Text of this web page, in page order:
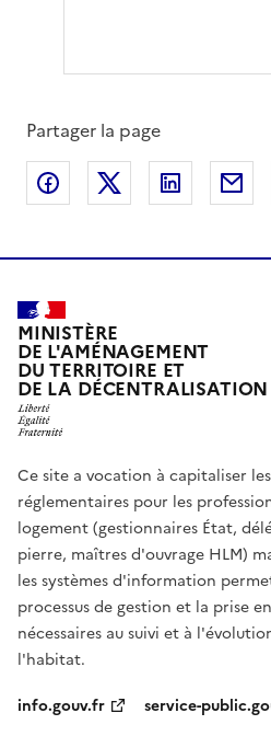
Partager la page
Partager sur Facebook
Partager sur X
MINISTÈRE
DE L'AMÉNAGEMENT
DU TERRITOIRE ET
DE LA DÉCENTRALISATION
Ce site a vocation à capitaliser
réglementaires pour les
logement (gestionnaires État,
pierre, maîtres d'ouvrage HLM)
les systèmes d'information
processus de gestion et la prise
nécessaires au suivi et à
l'habitat.
info.gouv.fr
service-